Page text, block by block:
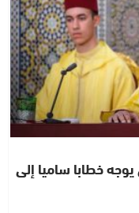
خطابا ساميا إلى